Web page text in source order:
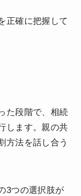
正確に把握して
た段階で、相続
します。親の共
方法を話し合う
3つの選択肢が